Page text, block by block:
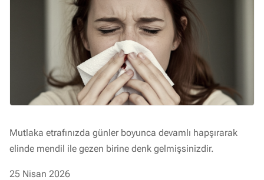
Mutlaka etrafınızda günler boyunca devamlı hapşırarak
elinde mendil ile gezen birine denk gelmişsinizdir.
25 Nisan 2026